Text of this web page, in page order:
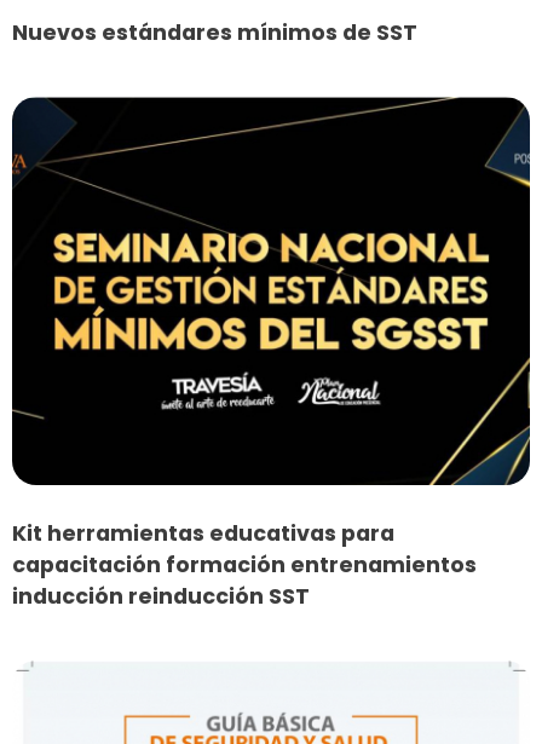
Nuevos estándares mínimos de SST
Kit herramientas educativas para
capacitación formación entrenamientos
inducción reinducción SST